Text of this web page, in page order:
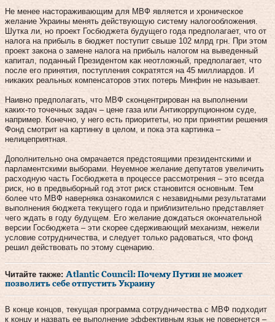
Не менее настораживающим для МВФ является и хроническое
желание Украины менять действующую систему налогообложения.
Шутка ли, но проект Госбюджета будущего года предполагает, что от
налога на прибыль в бюджет поступит свыше 102 млрд грн. При этом
проект закона о замене налога на прибыль налогом на выведенный
капитал, поданный Президентом как неотложный, предполагает, что
после его принятия, поступления сократятся на 45 миллиардов. И
никаких реальных компенсаторов этих потерь Минфин не называет.
Наивно предполагать, что МВФ сконцентрирован на выполнении
каких-то точечных задач – цене газа или Антикоррупционном суде,
например. Конечно, у него есть приоритеты, но при принятии решения
Фонд смотрит на картинку в целом, и пока эта картинка –
нелицеприятная.
Дополнительно она омрачается предстоящими президентскими и
парламентскими выборами. Неуемное желание депутатов увеличить
расходную часть Госбюджета в процессе рассмотрения – это всегда
риск, но в предвыборный год этот риск становится основным. Тем
более что МВФ наверняка ознакомился с незавидными результатами
выполнения бюджета текущего года и приблизительно представляет
чего ждать в году будущем. Его желание дождаться окончательной
версии Госбюджета – эти скорее сдерживающий механизм, нежели
условие сотрудничества, и следует только радоваться, что фонд
решил действовать по этому сценарию.
Читайте также: Atlantic Council: Почему Путин не может
позволить себе отпустить Украину
В конце концов, текущая программа сотрудничества с МВФ подходит
к концу и назвать ее выполнение эффективным язык не повернется –